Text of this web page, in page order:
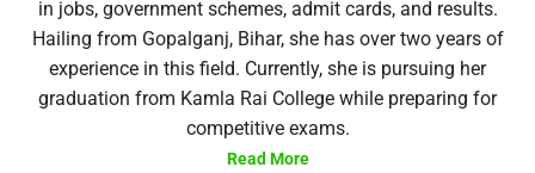
in jobs, government schemes, admit cards, and results.
Hailing from Gopalganj, Bihar, she has over two years of
experience in this field. Currently, she is pursuing her
graduation from Kamla Rai College while preparing for
competitive exams.
Read More